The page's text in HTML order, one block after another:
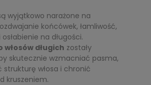
wyjątkowo narażone na
końcówek, łamliwość,
na długości.
włosów długich zostały
skutecznie wzmacniać pasma,
strukturę włosa i chronić
kruszeniem.